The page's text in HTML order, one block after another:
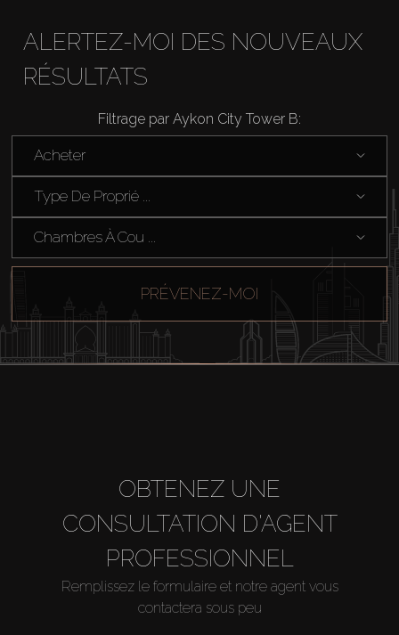
Acheter
Louer
Vendre
Agents
ALERTEZ-MOI DES NOUVEAUX
RÉSULTATS
Filtrage par Aykon City Tower B:
Acheter
Type De Proprié ...
Chambres À Cou ...
PRÉVENEZ-MOI
OBTENEZ UNE
CONSULTATION D'AGENT
PROFESSIONNEL
Remplissez le formulaire et notre agent vous
contactera sous peu